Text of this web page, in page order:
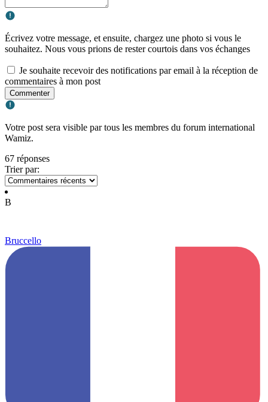
Écrivez votre message, et ensuite, chargez une photo si vous le
souhaitez. Nous vous prions de rester courtois dans vos échanges
Je souhaite recevoir des notifications par email à la réception de
commentaires à mon post
Commenter
Votre post sera visible par tous les membres du forum international
Wamiz.
67 réponses
Trier par:
B
Bruccello